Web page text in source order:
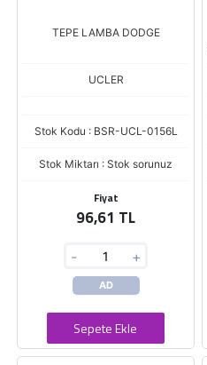
TEPE LAMBA DODGE
UCLER
Stok Kodu : BSR-UCL-0156L
Stok Miktarı : Stok sorunuz
Fiyat
96,61 TL
- +
AD
Sepete Ekle